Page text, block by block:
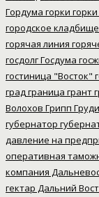
Гордума горки
городское кладбище
горячая линия
госдолгГосдума
гостиница "Восток"
градграница грант
Волохов Грипп
губернатор
давление на
оперативная
компания
гектар Дальний